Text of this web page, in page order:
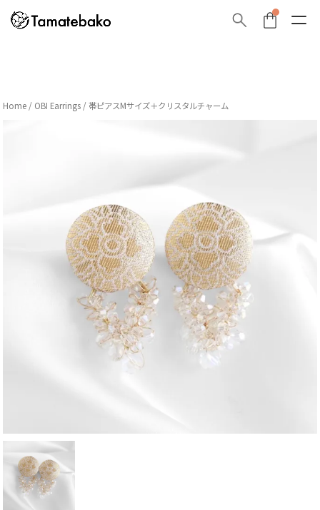
Home / OBI Earrings / 帯ピアスMサイズ＋クリスタルチャーム